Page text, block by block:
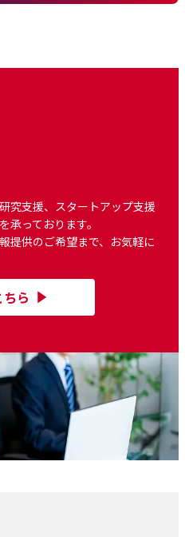
究支援、スタートアップ支援
承っております。
提供のご希望まで、お気軽に
ら